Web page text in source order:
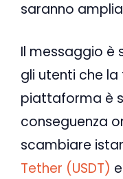
saranno
Il messaggio è
gli utenti che la
piattaforma è
conseguenza
scambiare
Tether (USDT) e